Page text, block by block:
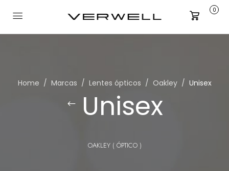
Carrito
0
Home Marcas Lentes ópticos Oakley Unisex
Unisex
OAKLEY ( ÓPTICO )